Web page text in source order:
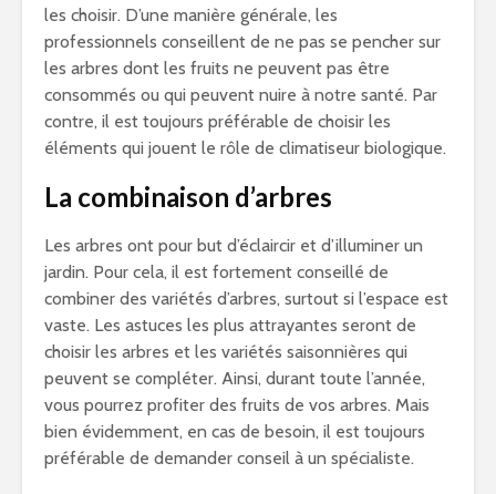
les choisir. D’une manière générale, les
professionnels conseillent de ne pas se pencher sur
les arbres dont les fruits ne peuvent pas être
consommés ou qui peuvent nuire à notre santé. Par
contre, il est toujours préférable de choisir les
éléments qui jouent le rôle de climatiseur biologique.
La combinaison d’arbres
Les arbres ont pour but d’éclaircir et d’illuminer un
jardin. Pour cela, il est fortement conseillé de
combiner des variétés d’arbres, surtout si l’espace est
vaste. Les astuces les plus attrayantes seront de
choisir les arbres et les variétés saisonnières qui
peuvent se compléter. Ainsi, durant toute l’année,
vous pourrez profiter des fruits de vos arbres. Mais
bien évidemment, en cas de besoin, il est toujours
préférable de demander conseil à un spécialiste.